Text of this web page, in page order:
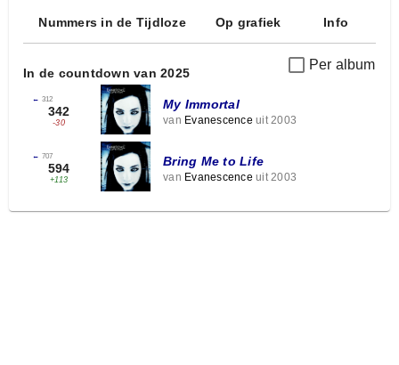
Nummers in de Tijdloze Op grafiek Info
Per album
In de countdown van 2025
← 312
342
-30
My Immortal
van Evanescence uit 2003
← 707
594
+113
Bring Me to Life
van Evanescence uit 2003